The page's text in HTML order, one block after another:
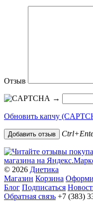
Отзыв
→
Обновить капчу
© 2026 Диетика
Магазин Корзина
Блог Подписаться
Обратная связь +7 (383)